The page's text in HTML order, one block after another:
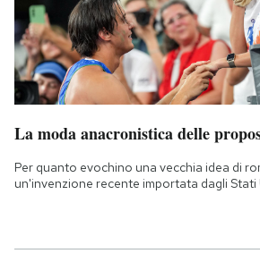
La moda anacronistica delle
Per quanto evochino una vecchia idea di
un'invenzione recente importata dagli Stati